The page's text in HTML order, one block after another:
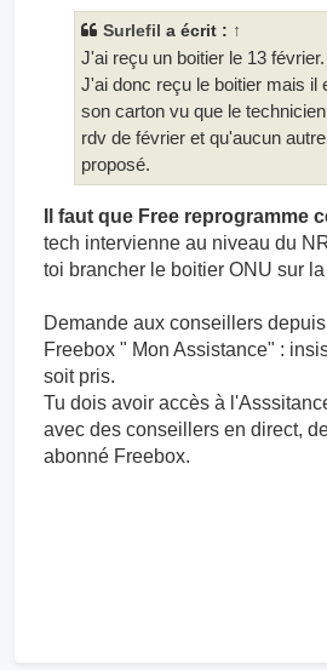
Surlefil a écrit : ↑
J'ai reçu un boitier le 13 février.
J'ai donc reçu le boitier mais il
son carton vu que le
rdv de février et qu'aucun
proposé.
Il faut que Free reprogramme
tech intervienne au niveau du
toi brancher le boitier ONU sur
Demande aux conseillers
Freebox " Mon Assistance" :
soit pris.
Tu dois avoir accès à
avec des conseillers en direct,
abonné Freebox.